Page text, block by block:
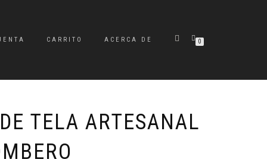
CARRITO ACERCA DE 0
TELA ARTESANAL